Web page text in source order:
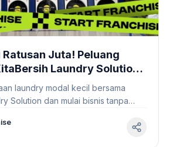
Juta! Peluang
Laundry Solution
Modal Cepat
laundry modal kecil bersama
Solution dan mulai bisnis tanpa